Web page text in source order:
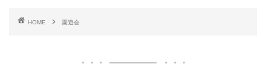
HOME 園遊会